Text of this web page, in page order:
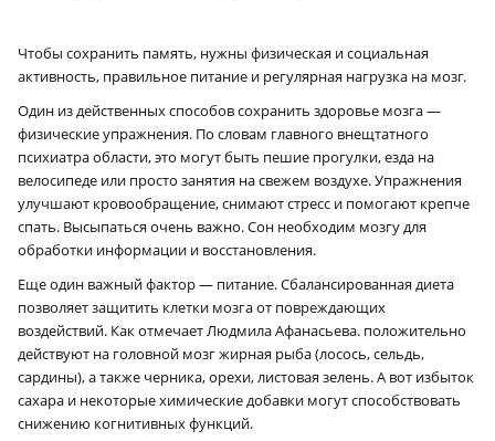
Чтобы сохранить память, нужны физическая и социальная
активность, правильное питание и регулярная нагрузка на мозг.
Один из действенных способов сохранить здоровье мозга —
физические упражнения. По словам главного внещтатного
психиатра области, это могут быть пешие прогулки, езда на
велосипеде или просто занятия на свежем воздухе. Упражнения
улучшают кровообращение, снимают стресс и помогают крепче
спать. Высыпаться очень важно. Сон необходим мозгу для
обработки информации и восстановления.
Еще один важный фактор — питание. Сбалансированная диета
позволяет защитить клетки мозга от повреждающих
воздействий. Как отмечает Людмила Афанасьева. положительно
действуют на головной мозг жирная рыба (лосось, сельдь,
сардины), а также черника, орехи, листовая зелень. А вот избыток
сахара и некоторые химические добавки могут способствовать
снижению когнитивных функций.